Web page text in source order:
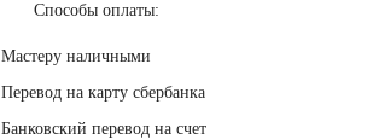
Способы оплаты:
Мастеру наличными
Перевод на карту сбербанка
Банковский перевод на счет